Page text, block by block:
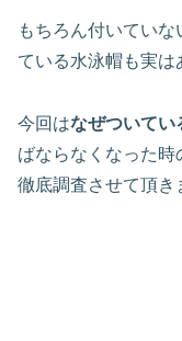
もちろん付いてい
ている水泳帽も実は
今回はなぜついてい
ばならなくなった時
徹底調査させて頂き